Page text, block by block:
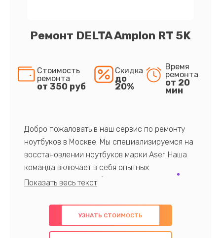
Ремонт DELTA Amplon RT 5K
Стоимость
ремонта
от 350 руб
Скидка
до
20%
Время
ремонта
от 20
мин
Добро пожаловать в наш сервис по ремонту
ноутбуков в Москве. Мы специализируемся на
восстановлении ноутбуков марки Aser. Наша
команда включает в себя опытных
профессионалов с обширными знаниями и
предлагаем быстрый и качественный ремонт с
использованием оригинальных компонентов, а
также гарантируем качество всех
УЗНАТЬ СТОИМОСТЬ